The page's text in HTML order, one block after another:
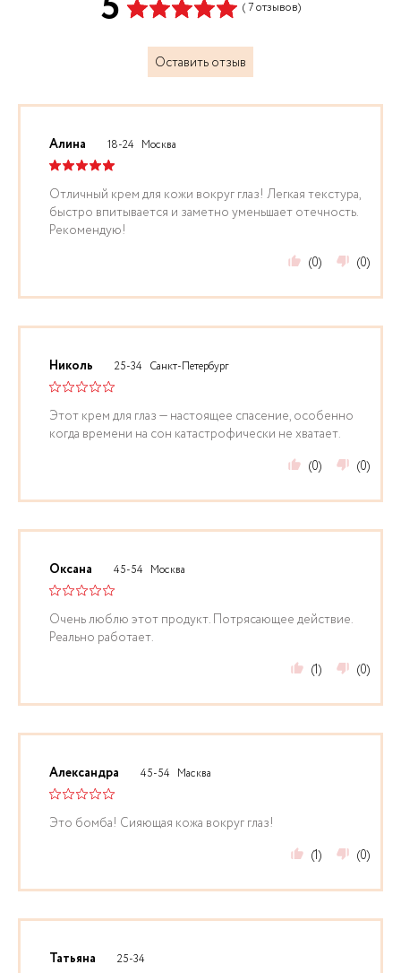
( 7 отзывов)
Оставить отзыв
Алина 18-24 Москва
Отличный крем для кожи вокруг глаз! Легкая текстура,
быстро впитывается и заметно уменьшает отечность.
Рекомендую!
(0)
(0)
Николь 25-34 Санкт-Петербург
Этот крем для глаз — настоящее спасение, особенно
когда времени на сон катастрофически не хватает.
(0)
(0)
Оксана 45-54 Москва
Очень люблю этот продукт. Потрясающее действие.
Реально работает.
(1)
(0)
Александра 45-54 Масква
Это бомба! Сияющая кожа вокруг глаз!
(1)
(0)
Татьяна 25-34